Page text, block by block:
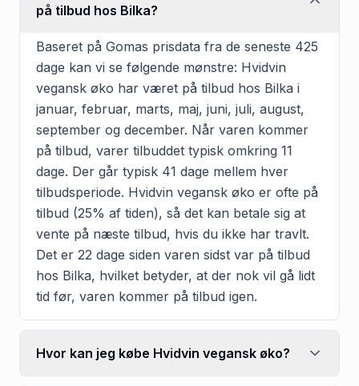
på tilbud hos Bilka?
Baseret på Gomas prisdata fra de seneste 425
dage kan vi se følgende mønstre: Hvidvin
vegansk øko har været på tilbud hos Bilka i
januar, februar, marts, maj, juni, juli, august,
september og december. Når varen kommer
på tilbud, varer tilbuddet typisk omkring 11
dage. Der går typisk 41 dage mellem hver
tilbudsperiode. Hvidvin vegansk øko er ofte på
tilbud (25% af tiden), så det kan betale sig at
vente på næste tilbud, hvis du ikke har travlt.
Det er 22 dage siden varen sidst var på tilbud
hos Bilka, hvilket betyder, at der nok vil gå lidt
tid før, varen kommer på tilbud igen.
Hvor kan jeg købe Hvidvin vegansk øko?